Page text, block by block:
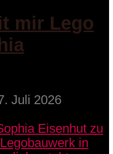
mir Lego
Juli 2026